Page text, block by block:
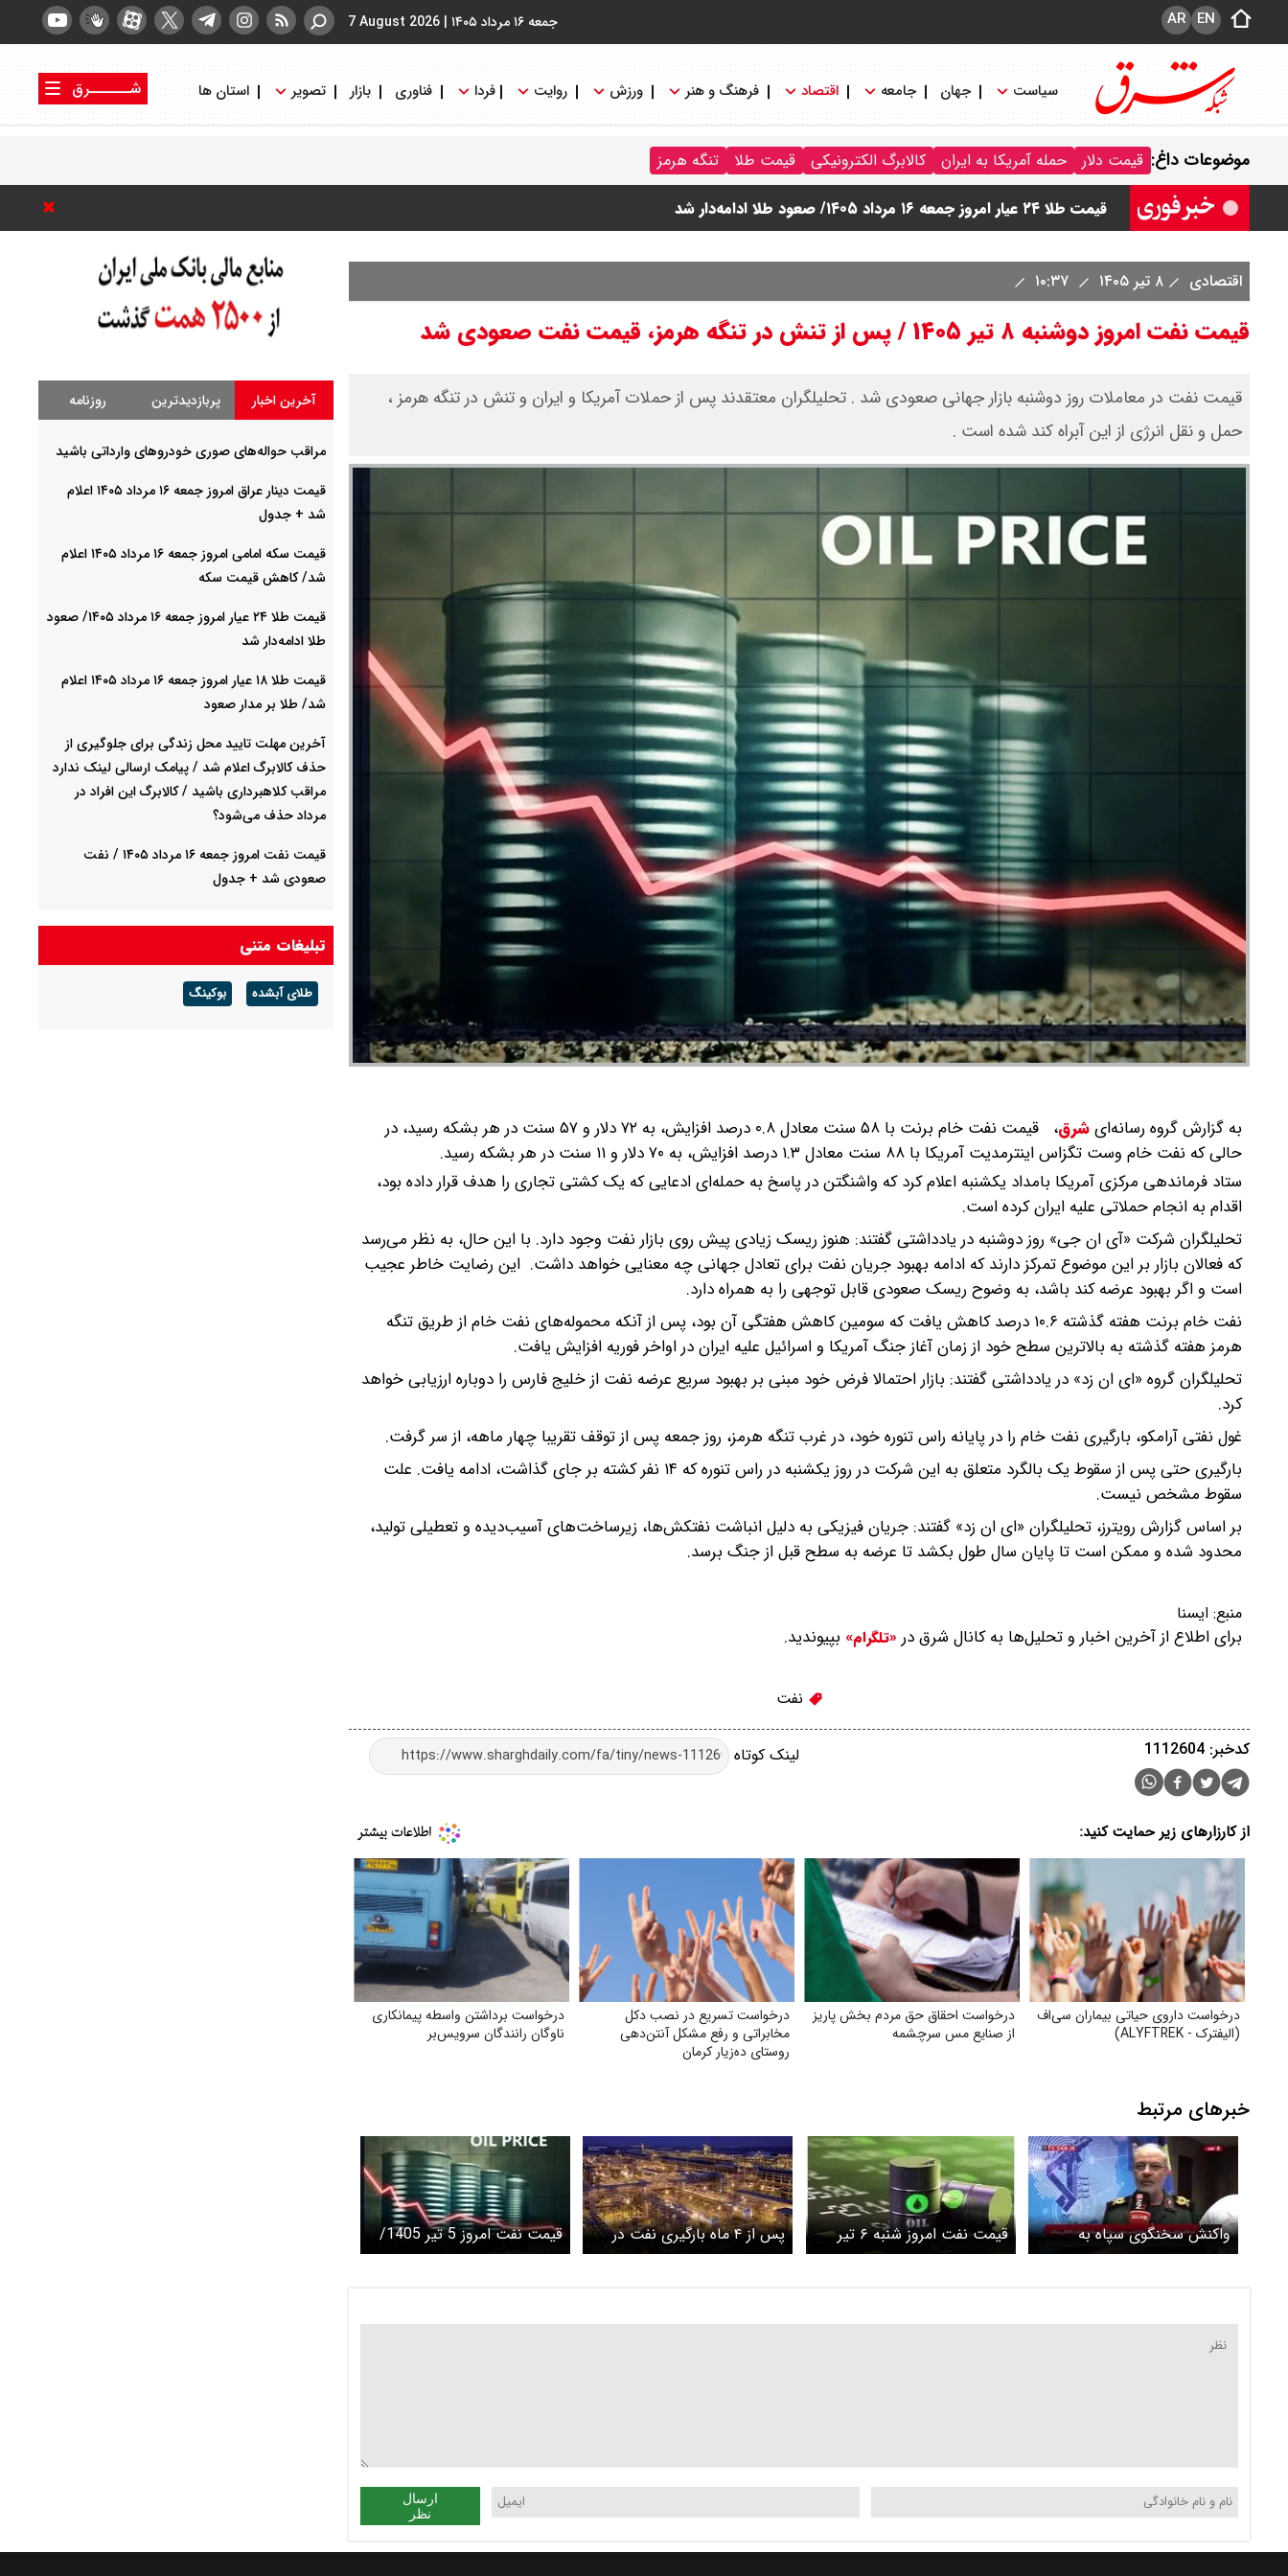
جمعه ۱۶ مرداد ۱۴۰۵ |
7 August 2026 EN
AR
سیاست جهان جامعه اقتصاد فرهنگ و هنر ورزش روایت فردا فناوری بازار تصویر استان ها
شــــــرق
موضوعات داغ: قیمت دلار حمله آمریکا به ایران کالابرگ الکترونیکی قیمت طلا تنگه هرمز
قیمت دینار عراق امروز جمعه ۱۶ مرداد ۱۴۰۵ اعلام شد + جدول
قیمت سکه امامی امروز جمعه ۱۶ مرداد ۱۴۰۵ اعلام شد/ کاهش قیمت سکه
قیمت طلا ۲۴ عیار امروز جمعه ۱۶ مرداد ۱۴۰۵/ صعود طلا ادامه‌دار شد
قیمت نفت امروز جمعه ۱۶ مرداد ۱۴۰۵ / نفت صعودی شد + جدول
اقتصادی ۸ تیر ۱۴۰۵
قیمت نفت امروز دوشنبه ۸ تیر ۱۴۰۵ / پس از تنش در تنگه هرمز، قیمت نفت صعودی شد
قیمت نفت در معاملات روز دوشنبه بازار جهانی صعودی شد . تحلیلگران معتقدند پس از حملات آمریکا و ایران و تنش در تنگه هرمز ،
حمل و نقل انرژی از این آبراه کند شده است .
به گزارش گروه رسانه‌ایشرق،
قیمت نفت خام برنت با ۵۸ سنت معادل ۰.۸ درصد افزایش، به ۷۲ دلار و ۵۷ سنت در هر بشکه رسید، در
حالی که نفت خام وست تگزاس اینترمدیت آمریکا با ۸۸ سنت معادل ۱.۳ درصد افزایش، به ۷۰ دلار و ۱۱ سنت در هر بشکه رسید.
ستاد فرماندهی مرکزی آمریکا بامداد یکشنبه اعلام کرد که واشنگتن در پاسخ به حمله‌ای ادعایی که یک کشتی تجاری را هدف قرار داده بود،
اقدام به انجام حملاتی علیه ایران کرده است.
تحلیلگران شرکت «آی ان جی» روز دوشنبه در یادداشتی گفتند: هنوز ریسک زیادی پیش روی بازار نفت وجود دارد. با این حال، به نظر می‌رسد
که فعالان بازار بر این موضوع تمرکز دارند که ادامه بهبود جریان نفت برای تعادل جهانی چه معنایی خواهد داشت. این رضایت خاطر عجیب
است و اگر بهبود عرضه کند باشد، به وضوح ریسک صعودی قابل توجهی را به همراه دارد.
نفت خام برنت هفته گذشته ۱۰.۶ درصد کاهش یافت که سومین کاهش هفتگی آن بود، پس از آنکه محموله‌های نفت خام از طریق تنگه
هرمز هفته گذشته به بالاترین سطح خود از زمان آغاز جنگ آمریکا و اسرائیل علیه ایران در اواخر فوریه افزایش یافت.
تحلیلگران گروه «ای ان زد» در یادداشتی گفتند: بازار احتمالا فرض خود مبنی بر بهبود سریع عرضه نفت از خلیج فارس را دوباره ارزیابی خواهد
کرد.
غول نفتی آرامکو، بارگیری نفت خام را در پایانه راس تنوره خود، در غرب تنگه هرمز، روز جمعه پس از توقف تقریبا چهار ماهه، از سر گرفت.
بارگیری حتی پس از سقوط یک بالگرد متعلق به این شرکت در روز یکشنبه در راس تنوره که ۱۴ نفر کشته بر جای گذاشت، ادامه یافت. علت
سقوط مشخص نیست.
بر اساس گزارش رویترز، تحلیلگران «ای ان زد» گفتند: جریان فیزیکی به دلیل انباشت نفتکش‌ها، زیرساخت‌های آسیب‌دیده و تعطیلی تولید،
محدود شده و ممکن است تا پایان سال طول بکشد تا عرضه به سطح قبل از جنگ برسد.
منبع: ایسنا
برای اطلاع از آخرین اخبار و تحلیل‌ها به کانال شرق در «تلگرام» بپیوندید.
نفت
لینک کوتاه کدخبر: 1112604
از کارزارهای زیر حمایت کنید:
درخواست داروی حیاتی بیماران سی‌اف
(الیفترک - ALYFTREK)
درخواست احقاق حق مردم بخش پاریز
از صنایع مس سرچشمه
درخواست تسریع در نصب دکل
مخابراتی و رفع مشکل آنتن‌دهی
روستای ده‌زیار کرمان
درخواست برداشتن واسطه پیمانکاری
ناوگان رانندگان سرویس‌بر
خبرهای مرتبط
واکنش سخنگوی سپاه به
اظهارات پزشکیان درباره اعطای
قیمت نفت امروز شنبه ۶ تیر
۱۴۰۵/ نفت برنت کاهشی شد
پس از ۴ ماه بارگیری نفت در
بندر مهم عربستان آغاز شد
قیمت نفت امروز 5 تیر 1405/
قیمت جهانی نفت کاهش یافت
ارسال
نظر
آخرین اخبار پربازدیدترین روزنامه
مراقب حواله‌های صوری خودروهای وارداتی باشید
قیمت دینار عراق امروز جمعه ۱۶ مرداد ۱۴۰۵ اعلام
شد + جدول
قیمت سکه امامی امروز جمعه ۱۶ مرداد ۱۴۰۵ اعلام
شد/ کاهش قیمت سکه
قیمت طلا ۲۴ عیار امروز جمعه ۱۶ مرداد ۱۴۰۵/ صعود
طلا ادامه‌دار شد
قیمت طلا ۱۸ عیار امروز جمعه ۱۶ مرداد ۱۴۰۵ اعلام
شد/ طلا بر مدار صعود
آخرین مهلت تایید محل زندگی برای جلوگیری از
حذف کالابرگ اعلام شد / پیامک ارسالی لینک ندارد
مراقب کلاهبرداری باشید / کالابرگ این افراد در
مرداد حذف می‌شود؟
قیمت نفت امروز جمعه ۱۶ مرداد ۱۴۰۵ / نفت
صعودی شد + جدول
نمی شود؟
جزئیات عرضه اولیه احیا در فرابورس اعلام شد
تبلیغات متنی
طلای آبشده بوکینگ